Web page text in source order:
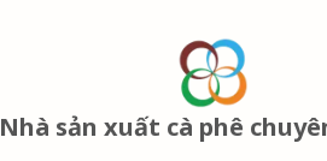
Nhà sản xuất cà phê